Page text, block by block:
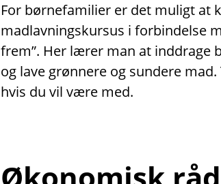
For børnefamilier er det muligt at
madlavningskursus i forbindelse
frem”. Her lærer man at inddrage
og lave grønnere og sundere
hvis du vil være med.